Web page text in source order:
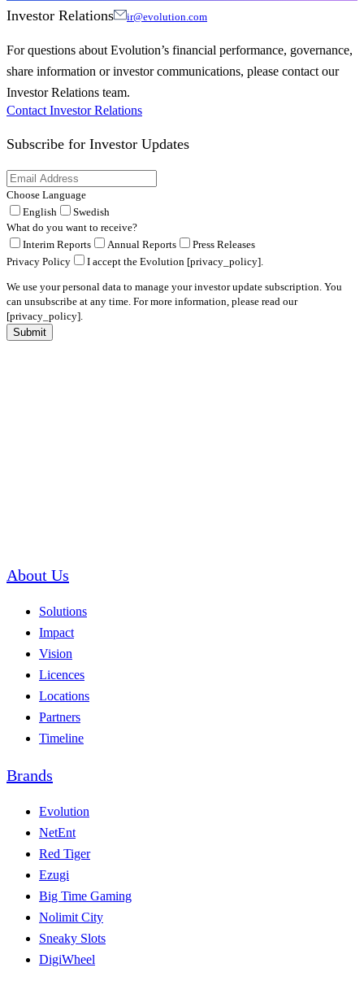
Investor Relations ir@evolution.com
For questions about Evolution’s financial performance, governance,
share information or investor communications, please contact our
Investor Relations team.
Contact Investor Relations
Subscribe for Investor Updates
Choose Language
English
Swedish
What do you want to receive?
Interim Reports
Annual Reports
Press Releases
Privacy Policy
I accept the Evolution [privacy_policy].
We use your personal data to manage your investor update subscription. You
can unsubscribe at any time. For more information, please read our
[privacy_policy].
Submit
About Us
Solutions
Impact
Vision
Licences
Locations
Partners
Timeline
Brands
Evolution
NetEnt
Red Tiger
Ezugi
Big Time Gaming
Nolimit City
Sneaky Slots
DigiWheel